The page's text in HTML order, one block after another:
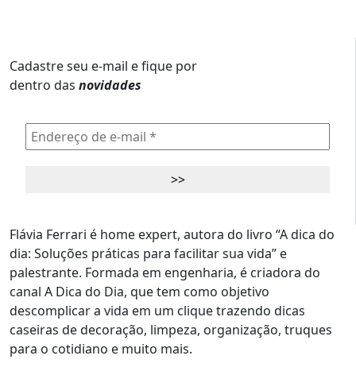
Cadastre seu e-mail e fique por
dentro das novidades
Flávia Ferrari é home expert, autora do livro “A dica do
dia: Soluções práticas para facilitar sua vida” e
palestrante. Formada em engenharia, é criadora do
canal A Dica do Dia, que tem como objetivo
descomplicar a vida em um clique trazendo dicas
caseiras de decoração, limpeza, organização, truques
para o cotidiano e muito mais.